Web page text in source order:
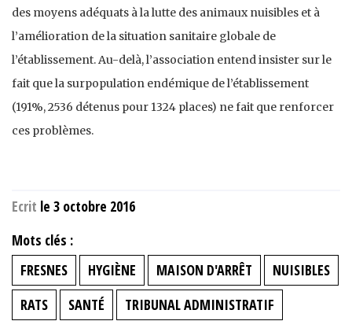
des moyens adéquats à la lutte des animaux nuisibles et à
l’amélioration de la situation sanitaire globale de
l’établissement. Au-delà, l’association entend insister sur le
fait que la surpopulation endémique de l’établissement
(191%, 2536 détenus pour 1324 places) ne fait que renforcer
ces problèmes.
Ecrit le 3 octobre 2016
Mots clés :
FRESNES
HYGIÈNE MAISON D'ARRÊT
NUISIBLES
RATS
SANTÉ TRIBUNAL ADMINISTRATIF